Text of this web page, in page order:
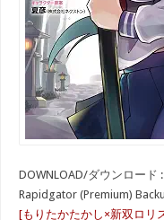
DOWNLOAD/ダウンロード
Rapidgator (Premium)
[もりたかたかし×新双ロリ